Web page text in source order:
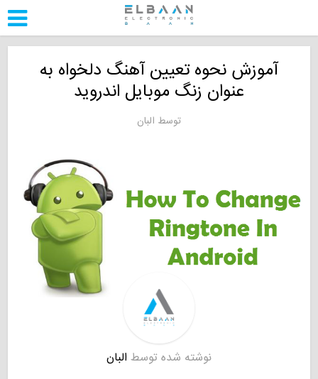
آموزش نحوه تعیین آهنگ دلخواه به
عنوان زنگ موبایل اندروید
توسط البان
نوشته شده توسط البان